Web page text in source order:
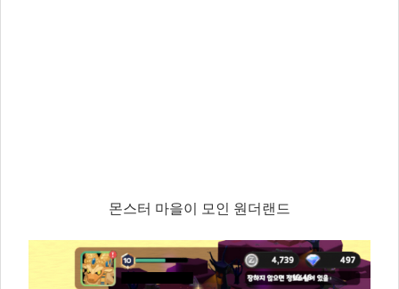
몬스터 마을이 모인 원더랜드